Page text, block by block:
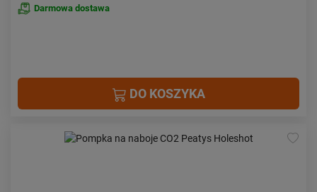
Darmowa dostawa
DO KOSZYKA